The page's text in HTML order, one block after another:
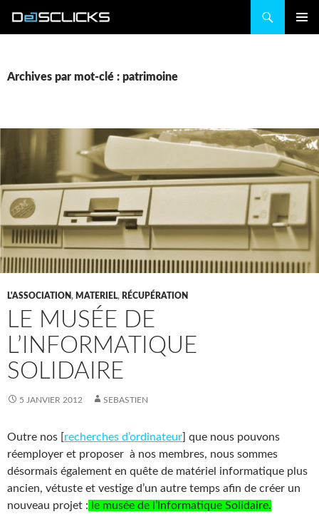
Archives par mot-clé : patrimoine
L'ASSOCIATION, MATERIEL, RÉCUPÉRATION
LE MUSÉE DE
L’INFORMATIQUE
SOLIDAIRE
5 JANVIER 2012 SEBASTIEN
Outre nos [recherches d’ordinateur] que nous pouvons
réemployer et proposer à nos membres, nous sommes
désormais également en quête de matériel informatique plus
ancien, vétuste et vestige d’un autre temps afin de créer un
nouveau projet : le musée de l’Informatique Solidaire.